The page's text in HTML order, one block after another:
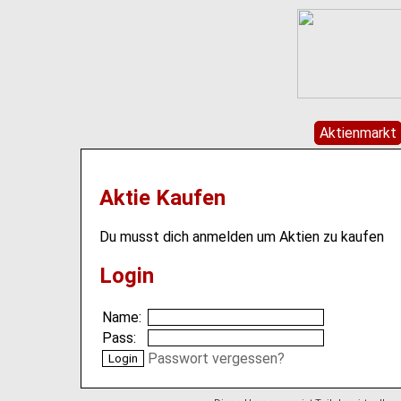
Aktienmarkt
Aktie Kaufen
Du musst dich anmelden um Aktien zu kaufen
Login
Name:
Pass:
Passwort vergessen?